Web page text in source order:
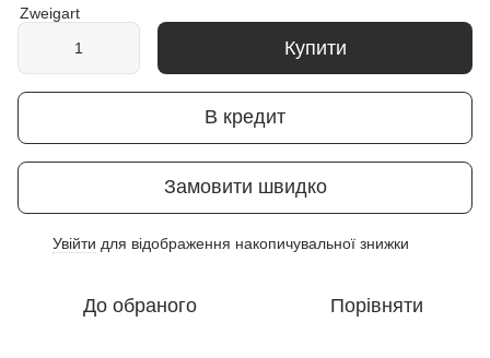
Купити
В кредит
Замовити швидко
Увійти для відображення накопичувальної знижки
До обраного Порівняти